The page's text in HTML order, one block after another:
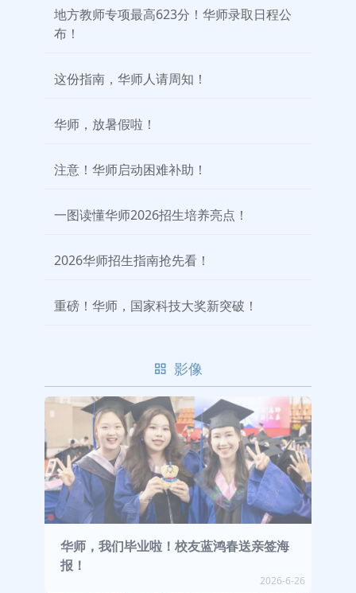
地方教师专项最高623分！华师录取日程公
布！
这份指南，华师人请周知！
华师，放暑假啦！
注意！华师启动困难补助！
一图读懂华师2026招生培养亮点！
2026华师招生指南抢先看！
重磅！华师，国家科技大奖新突破！
影像
华师，我们毕业啦！校友蓝鸿春送亲签海
报！
2026-6-26